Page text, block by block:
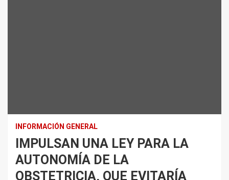
INFORMACIÓN GENERAL
IMPULSAN UNA LEY PARA LA
AUTONOMÍA DE LA
OBSTETRICIA, QUE EVITARÍA